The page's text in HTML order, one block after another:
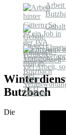
Arbeit
Butzbach
Die